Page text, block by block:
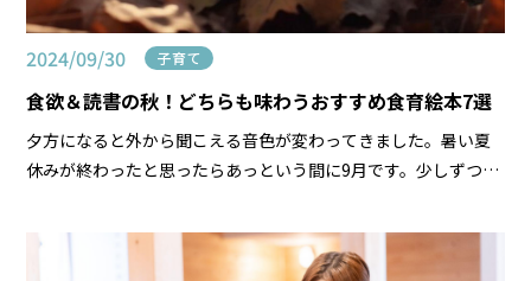
2024/09/30 子育て
食欲＆読書の秋！どちらも味わうおすすめ食育絵本7選
夕方になると外から聞こえる音色が変わってきました。暑い夏
休みが終わったと思ったらあっという間に9月です。少しずつで
秋」でしょうか？ それとも、今年こそ知的な「読書の […]